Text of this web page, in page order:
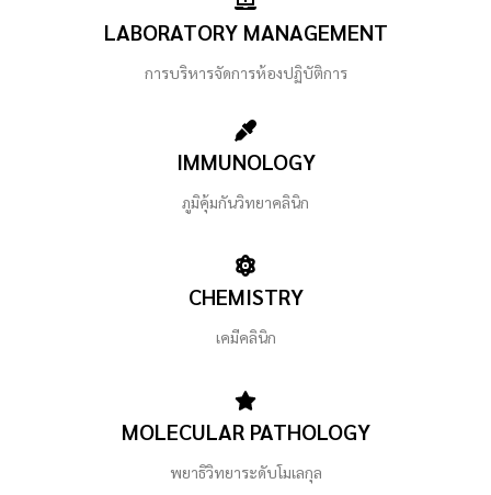
LABORATORY MANAGEMENT
การบริหารจัดการห้องปฏิบัติการ
IMMUNOLOGY
ภูมิคุ้มกันวิทยาคลินิก
CHEMISTRY
เคมีคลินิก
MOLECULAR PATHOLOGY
พยาธิวิทยาระดับโมเลกุล